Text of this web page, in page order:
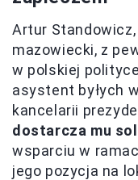
Artur
mazowiecki, z
w polskiej
asystent byłych
kancelarii
dostarcza mu
wsparciu w
jego pozycja na